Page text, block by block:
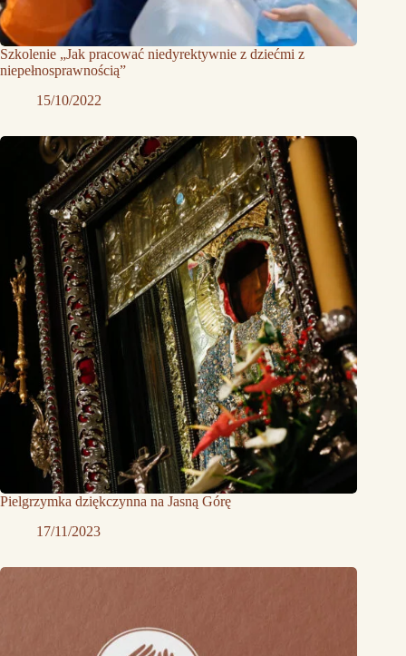
Szkolenie „Jak pracować niedyrektywnie z dziećmi z
niepełnosprawnością”
15/10/2022
Pielgrzymka dziękczynna na Jasną Górę
17/11/2023